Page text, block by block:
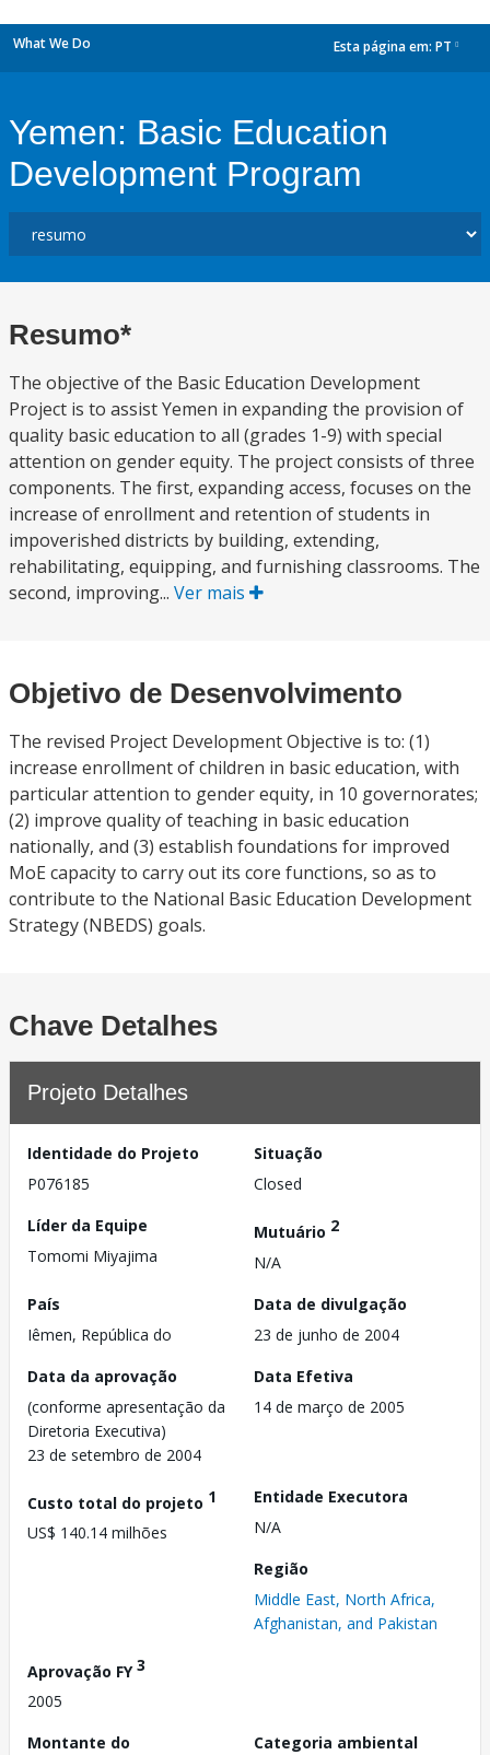
What We Do Esta página em: PT
Yemen: Basic Education
Development Program
Resumo*
The objective of the Basic Education Development
Project is to assist Yemen in expanding the provision of
quality basic education to all (grades 1-9) with special
attention on gender equity. The project consists of three
components. The first, expanding access, focuses on the
increase of enrollment and retention of students in
impoverished districts by building, extending,
rehabilitating, equipping, and furnishing classrooms. The
second, improving... Ver mais
Objetivo de Desenvolvimento
The revised Project Development Objective is to: (1)
increase enrollment of children in basic education, with
particular attention to gender equity, in 10 governorates;
(2) improve quality of teaching in basic education
nationally, and (3) establish foundations for improved
MoE capacity to carry out its core functions, so as to
contribute to the National Basic Education Development
Strategy (NBEDS) goals.
Chave Detalhes
Projeto Detalhes
Identidade do Projeto
P076185
Situação
Closed
Líder da Equipe
Tomomi Miyajima
Mutuário 2
N/A
País
Iêmen, República do
Data de divulgação
23 de junho de 2004
Data da aprovação
(conforme apresentação da
Diretoria Executiva)
23 de setembro de 2004
Data Efetiva
14 de março de 2005
Custo total do projeto 1
US$ 140.14 milhões
Entidade Executora
N/A
Região
Middle East, North Africa,
Afghanistan, and Pakistan
Aprovação FY3
2005
Montante do
Categoria ambiental